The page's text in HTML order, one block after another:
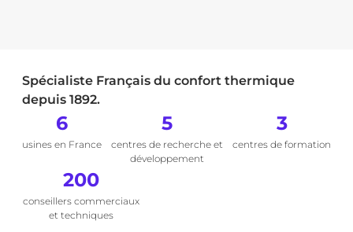
Spécialiste Français du confort thermique
depuis 1892.
6
usines en France
5
centres de recherche et
développement
3
centres de formation
200
conseillers commerciaux
et techniques